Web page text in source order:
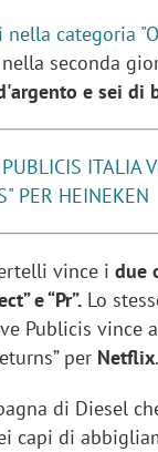
categoria
seconda
e sei di
ITALIA
PER HEINEKEN
vince i due
e “Pr”. Lo
Publicis vince
per Netflix.
di Diesel
capi di